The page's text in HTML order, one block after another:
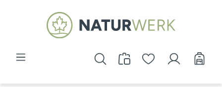
Zum Hauptinhalt springen